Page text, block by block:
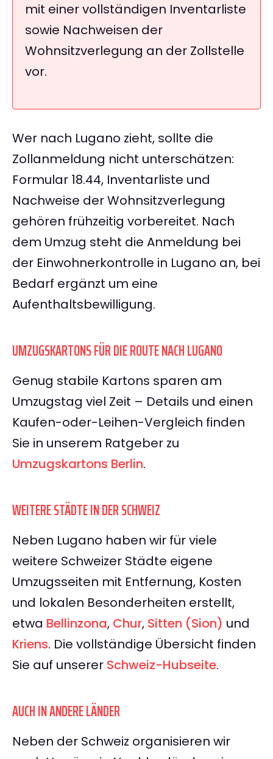
mit einer vollständigen Inventarliste
sowie Nachweisen der
Wohnsitzverlegung an der Zollstelle
vor.
Wer nach Lugano zieht, sollte die
Zollanmeldung nicht unterschätzen:
Formular 18.44, Inventarliste und
Nachweise der Wohnsitzverlegung
gehören frühzeitig vorbereitet. Nach
dem Umzug steht die Anmeldung bei
der Einwohnerkontrolle in Lugano an, bei
Bedarf ergänzt um eine
Aufenthaltsbewilligung.
UMZUGSKARTONS FÜR DIE ROUTE NACH LUGANO
Genug stabile Kartons sparen am
Umzugstag viel Zeit – Details und einen
Kaufen-oder-Leihen-Vergleich finden
Sie in unserem Ratgeber zu
Umzugskartons Berlin.
WEITERE STÄDTE IN DER SCHWEIZ
Neben Lugano haben wir für viele
weitere Schweizer Städte eigene
Umzugsseiten mit Entfernung, Kosten
und lokalen Besonderheiten erstellt,
etwa Bellinzona, Chur, Sitten (Sion) und
Kriens. Die vollständige Übersicht finden
Sie auf unserer Schweiz-Hubseite.
AUCH IN ANDERE LÄNDER
Neben der Schweiz organisieren wir